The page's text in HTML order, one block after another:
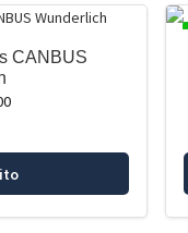
CANBUS